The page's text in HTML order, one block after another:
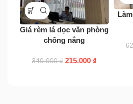
Giá rèm lá dọc văn phòng
chống nắng
340.000₫ 215.000 ₫